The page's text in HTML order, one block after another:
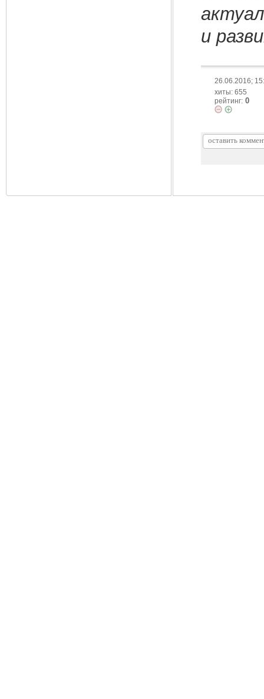
и
26.06.2016;
хиты: 655
рейтинг: 0